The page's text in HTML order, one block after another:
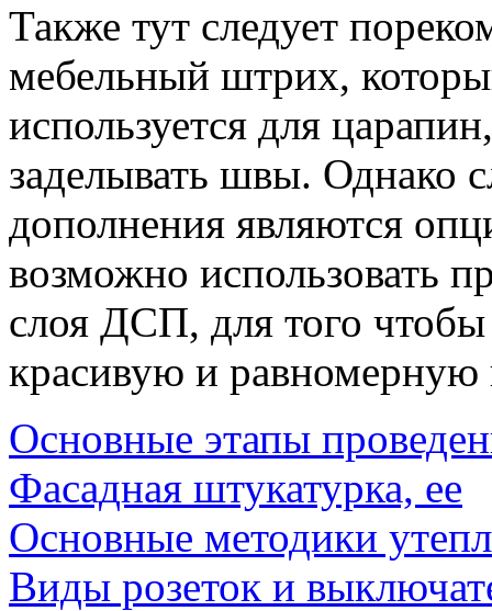
Также тут следует
мебельный штрих,
используется для
заделывать швы. Однако
дополнения являются
возможно использовать
слоя ДСП, для того
красивую и равномерную
Основные этапы
Фасадная штукатурка, ее
Основные методики
Виды розеток и